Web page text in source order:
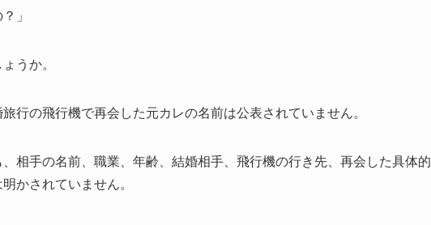
」
うか。
行の飛行機で再会した元カレの名前は公表されていません。
相手の名前、職業、年齢、結婚相手、飛行機の行き先、再会した具体的
かされていません。